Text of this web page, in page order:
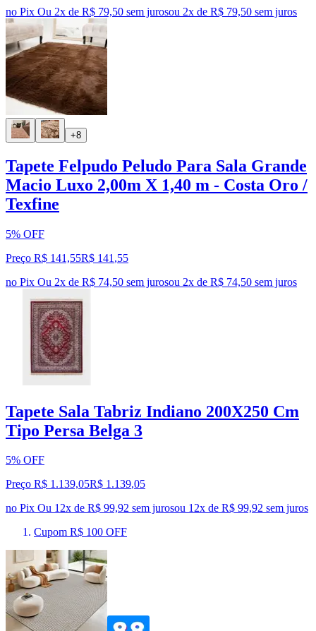
no Pix Ou 2x de R$ 79,50 sem jurosou 2x de R$ 79,50 sem juros
+8
Tapete Felpudo Peludo Para Sala Grande
Macio Luxo 2,00m X 1,40 m - Costa Oro /
Texfine
5% OFF
Preço R$ 141,55R$ 141 ,55
no Pix Ou 2x de R$ 74,50 sem jurosou 2x de R$ 74,50 sem juros
Tapete Sala Tabriz Indiano 200X250 Cm
Tipo Persa Belga 3
5% OFF
Preço R$ 1.139,05R$ 1.139,05
no Pix Ou 12x de R$ 99,92 sem jurosou 12x de R$ 99,92 sem juros
Cupom R$ 100 OFF